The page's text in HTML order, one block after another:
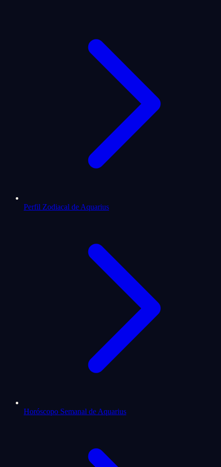
Perfil Zodiacal de Aquarius
Horóscopo Semanal de Aquarius